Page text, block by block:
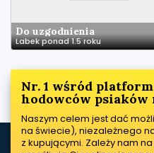
Do uzgodnienia
Labek ponad 1.5 roku
Nr. 1 wśród
hodowców psiaków
Naszym celem jest dać
na świecie), niezależnego
z kupującymi. Zależy nam